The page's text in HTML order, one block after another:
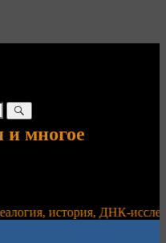
и многое
история, ДНК-